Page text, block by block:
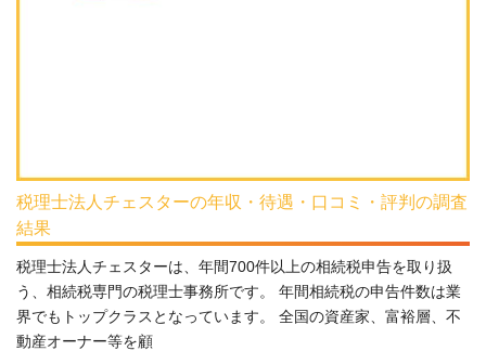
税理士法人チェスターの年収・待遇・口コミ・評判の調査
結果
税理士法人チェスターは、年間700件以上の相続税申告を取り扱
う、相続税専門の税理士事務所です。 年間相続税の申告件数は業
界でもトップクラスとなっています。 全国の資産家、富裕層、不
動産オーナー等を顧